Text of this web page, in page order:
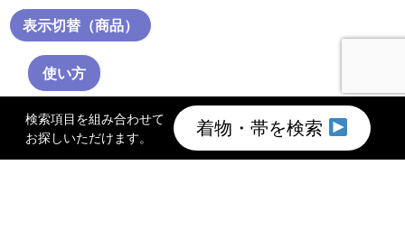
検索項目を組み合わせて
お探しいただけます。
着物・帯を検索
使い方
表示切替（商品）